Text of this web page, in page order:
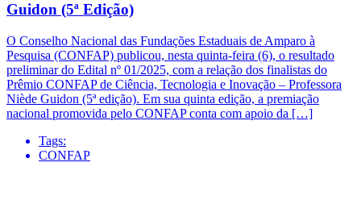
Guidon (5ª Edição)
O Conselho Nacional das Fundações Estaduais de Amparo à
Pesquisa (CONFAP) publicou, nesta quinta-feira (6), o resultado
preliminar do Edital nº 01/2025, com a relação dos finalistas do
Prêmio CONFAP de Ciência, Tecnologia e Inovação – Professora
Niède Guidon (5ª edição). Em sua quinta edição, a premiação
nacional promovida pelo CONFAP conta com apoio da […]
Tags:
CONFAP